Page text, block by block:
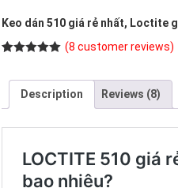
Keo dán 510 giá rẻ nhất, Loctite
customer
ratings
(8 customer reviews)
Description Reviews (8)